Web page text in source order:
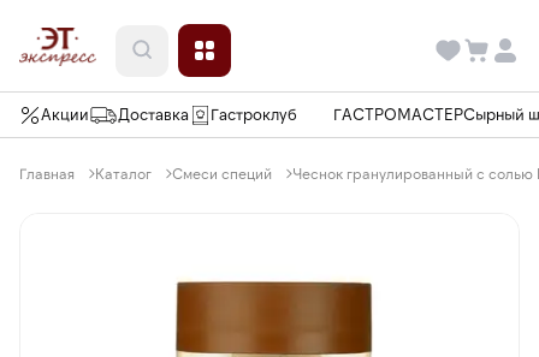
Акции Доставка Гастроклуб ГАСТРОМАСТЕРСырный
Главная Каталог Смеси специй Чеснок гранулированный с солью